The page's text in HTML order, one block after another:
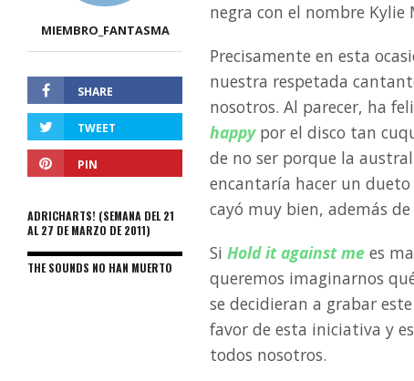
MIEMBRO_FANTASMA
SHARE
TWEET
PIN
ADRICHARTS! (SEMANA DEL 21
AL 27 DE MARZO DE 2011)
THE SOUNDS NO HAN MUERTO
negra con el nombre Kylie
Precisamente en esta
nuestra respetada
nosotros. Al parecer, ha
happypor el disco tan
de no ser porque la
encantaría hacer un
cayó muy bien, además
Si Hold it against me es
queremos imaginarnos
se decidieran a grabar
favor de esta iniciativa y
todos nosotros.